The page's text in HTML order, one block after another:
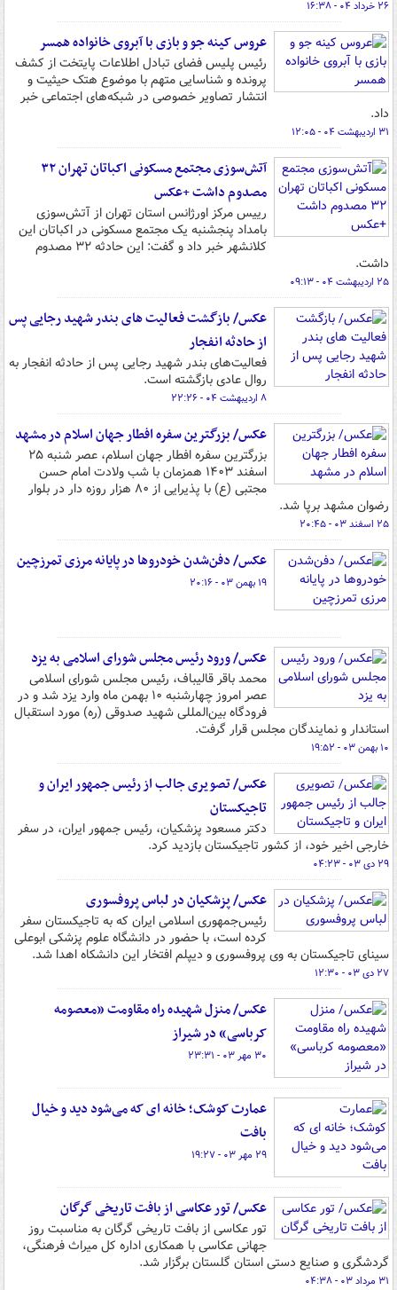
۲۶ خرداد ۰۴ - ۱۶:۳۸
عروس کینه جو و بازی با آبروی خانواده همسر
رئیس پلیس فضای تبادل اطلاعات پایتخت از کشف
پرونده و شناسایی متهم با موضوع هتک حیثیت و
انتشار تصاویر خصوصی در شبکه‌های اجتماعی خبر
داد.
۳۱ اردیبهشت ۰۴ - ۱۲:۰۵
آتش‌سوزی مجتمع مسکونی اکباتان تهران ۳۲
مصدوم داشت +عکس
رییس مرکز اورژانس استان تهران از آتش‌سوزی
بامداد پنجشنبه یک مجتمع مسکونی در اکباتان این
کلانشهر خبر داد و گفت: این حادثه ۳۲ مصدوم
داشت.
۲۵ اردیبهشت ۰۴ - ۰۹:۱۳
عکس/ بازگشت فعالیت های بندر شهید رجایی پس
از حادثه انفجار
فعالیت‌های بندر شهید رجایی پس از حادثه انفجار به
روال عادی بازگشته است.
۸ اردیبهشت ۰۴ - ۲۲:۲۶
عکس/ بزرگترین سفره افطار جهان اسلام در مشهد
بزرگترین سفره افطار جهان اسلام، عصر شنبه ۲۵
اسفند ۱۴۰۳ همزمان با شب ولادت امام حسن
مجتبی (ع) با پذیرایی از ۸۰ هزار روزه دار در بلوار
رضوان مشهد برپا شد.
۲۵ اسفند ۰۳ - ۲۰:۴۵
عکس/ دفن‌شدن خودروها در پایانه مرزی تمرزچین
۱۹ بهمن ۰۳ - ۲۰:۱۶
عکس/ ورود رئیس مجلس شورای اسلامی به یزد
محمد باقر قالیباف، رئیس مجلس شورای اسلامی
عصر امروز چهارشنبه ۱۰ بهمن ماه وارد یزد شد و در
فرودگاه بین‌المللی شهید صدوقی (ره) مورد استقبال
استاندار و نمایندگان مجلس قرار گرفت.
۱۰ بهمن ۰۳ - ۱۹:۵۲
عکس/ تصویری جالب از رئیس جمهور ایران و
تاجیکستان
دکتر مسعود پزشکیان، رئیس جمهور ایران، در سفر
خارجی اخیر خود، از کشور تاجیکستان بازدید کرد.
۲۹ دی ۰۳ - ۰۴:۲۳
عکس/ پزشکیان در لباس پروفسوری
رئیس‌جمهوری اسلامی ایران که به تاجیکستان سفر
کرده است، با حضور در دانشگاه علوم پزشکی ابوعلی
سینای تاجیکستان به وی پروفسوری و دیپلم افتخار این دانشکاه اهدا شد.
۲۷ دی ۰۳ - ۱۲:۳۰
عکس/ منزل شهیده راه مقاومت «معصومه
کرباسی» در شیراز
۳۰ مهر ۰۳ - ۲۳:۳۱
عمارت کوشک؛ خانه ای که می‌شود دید و خیال
بافت
۲۹ مهر ۰۳ - ۱۹:۲۷
عکس/ تور عکاسی از بافت تاریخی گرگان
تور عکاسی از بافت تاریخی گرگان به مناسبت روز
جهانی عکاسی با همکاری اداره کل میراث فرهنگی،
گردشگری و صنایع دستی استان گلستان برگزار شد.
۳۱ مرداد ۰۳ - ۰۴:۳۸